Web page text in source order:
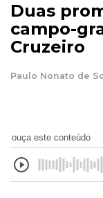
Duas
campo-
Cruzeiro
Paulo Nonato de
ouça este conteúdo